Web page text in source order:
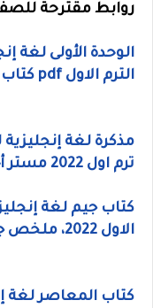
روابط مقترحة للصف
الوحدة الأولى لغة
الترم الاول pdf كتاب العمالقة 2022
مذكرة لغة إنجليزية
ترم اول 2022 مستر أحمد عبد الجواد
كتاب جيم لغة
الاول 2022، ملخص جيم إنجليزي تالتة إعدادى pdf